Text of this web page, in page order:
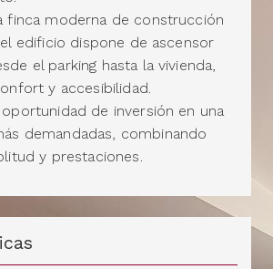
finca moderna de construcción
edificio dispone de ascensor
el parking hasta la vivienda,
y accesibilidad.
de inversión en una
demandadas, combinando
y prestaciones.